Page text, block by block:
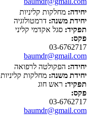
יחידה: מחלקות קליניות
יחידת משנה: דרמטולוגיה
תפקיד: סגל אקדמי קליני
פקס:
03-6762717
baumdr@gmail.com
יחידה: הפקולטה לרפואה
יחידת משנה: מחלקות קליניות
תפקיד: ראש חוג
פקס:
03-6762717
baumdr@gmail.com